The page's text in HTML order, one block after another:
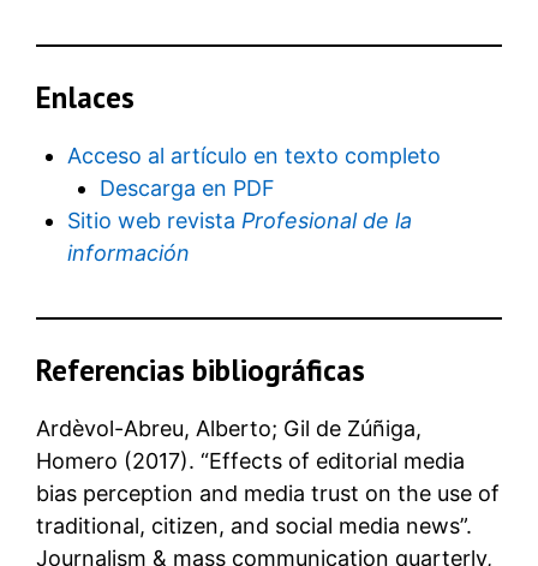
Enlaces
Acceso al artículo en texto completo
Descarga en PDF
Sitio web revista Profesional de la
información
Referencias bibliográficas
Ardèvol-Abreu, Alberto; Gil de Zúñiga,
Homero (2017). “Effects of editorial media
bias perception and media trust on the use of
traditional, citizen, and social media news”.
Journalism & mass communication quarterly,